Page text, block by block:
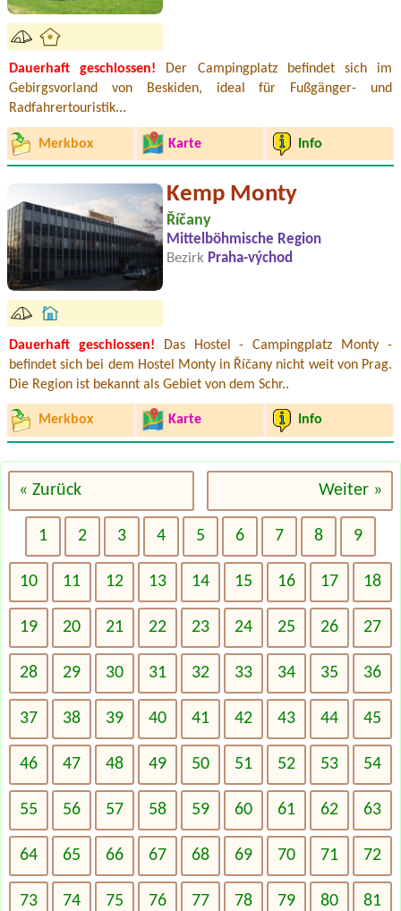
Dauerhaft geschlossen! Der Campingplatz befindet sich im
Gebirgsvorland von Beskiden, ideal für Fußgänger- und
Radfahrertouristik...
Merkbox Karte Info
Kemp Monty
Říčany
Mittelböhmische Region
Bezirk Praha-východ
Dauerhaft geschlossen! Das Hostel - Campingplatz Monty -
befindet sich bei dem Hostel Monty in Říčany nicht weit von Prag.
Die Region ist bekannt als Gebiet von dem Schr..
Merkbox Karte Info
« Zurück Weiter »
1 2 3 4 5 6 7 8 9
10 11 12 13 14 15 16 17 18
19 20 21 22 23 24 25 26 27
28 29 30 31 32 33 34 35 36
37 38 39 40 41 42 43 44 45
46 47 48 49 50 51 52 53 54
55 56 57 58 59 60 61 62 63
64 65 66 67 68 69 70 71 72
73 74 75 76 77 78 79 80 81